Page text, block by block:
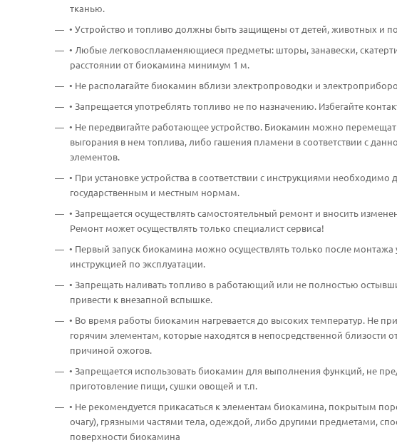
тканью.
• Устройство и топливо должны быть защищены от детей, животных и
• Любые легковоспламеняющиеся предметы: шторы, занавески,
расстоянии от биокамина минимум 1 м.
• Не располагайте биокамин вблизи электропроводки и
• Запрещается употреблять топливо не по назначению. Избегайте
• Не передвигайте работающее устройство. Биокамин можно
выгорания в нем топлива, либо гашения пламени в соответствии с
элементов.
• При установке устройства в соответствии с инструкциями необходимо
государственным и местным нормам.
• Запрещается осуществлять самостоятельный ремонт и вносить
Ремонт может осуществлять только специалист сервиса!
• Первый запуск биокамина можно осуществлять только после монтажа
инструкцией по эксплуатации.
• Запрещать наливать топливо в работающий или не полностью
привести к внезапной вспышке.
• Во время работы биокамин нагревается до высоких температур. Не
горячим элементам, которые находятся в непосредственной близости
причиной ожогов.
• Запрещается использовать биокамин для выполнения функций, не
приготовление пищи, сушки овощей и т.п.
• Не рекомендуется прикасаться к элементам биокамина, покрытым
очагу), грязными частями тела, одеждой, либо другими предметами,
поверхности биокамина